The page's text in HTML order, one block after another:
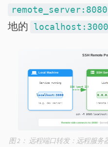
remote_server:8080
地的
localhost:3000
图 2： 远程端口转发：远程服务